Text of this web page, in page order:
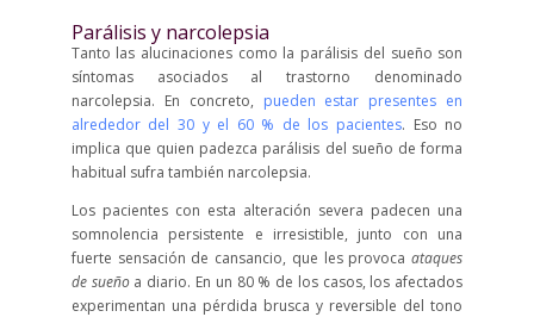
Parálisis y narcolepsia
Tanto las alucinaciones como la parálisis del sueño son
síntomas asociados al trastorno denominado
narcolepsia. En concreto, pueden estar presentes en
alrededor del 30 y el 60 % de los pacientes. Eso no
implica que quien padezca parálisis del sueño de forma
habitual sufra también narcolepsia.
Los pacientes con esta alteración severa padecen una
somnolencia persistente e irresistible, junto con una
fuerte sensación de cansancio, que les provocaataques
de sueñoa diario. En un 80 % de los casos, los afectados
experimentan una pérdida brusca y reversible del tono